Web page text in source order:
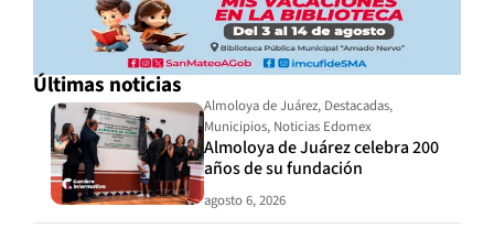
Últimas noticias
Almoloya de Juárez, Destacadas,
Municipios, Noticias Edomex
Almoloya de Juárez celebra 200
años de su fundación
agosto 6, 2026